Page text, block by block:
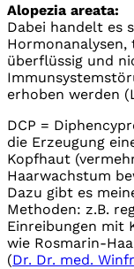
Alopezia areata:
Dabei handelt es
überflüssig und
erhoben werden
DCP =
die Erzeugung
Kopfhaut
Haarwachstum
Dazu gibt es
Methoden: z.B.
Einreibungen mit
wie Rosmarin-
(Dr. Dr. med.